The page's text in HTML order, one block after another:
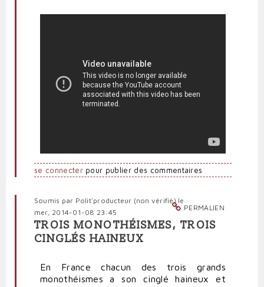
se connecterpour publier des commentaires
PERMALIEN
Soumis par Polit'producteur (non vérifié)le
mer, 2014-01-08 23:45
TROIS MONOTHÉISMES, TROIS
CINGLÉS HAINEUX
En France chacun des trois grands
monothéismes a son cinglé haineux et